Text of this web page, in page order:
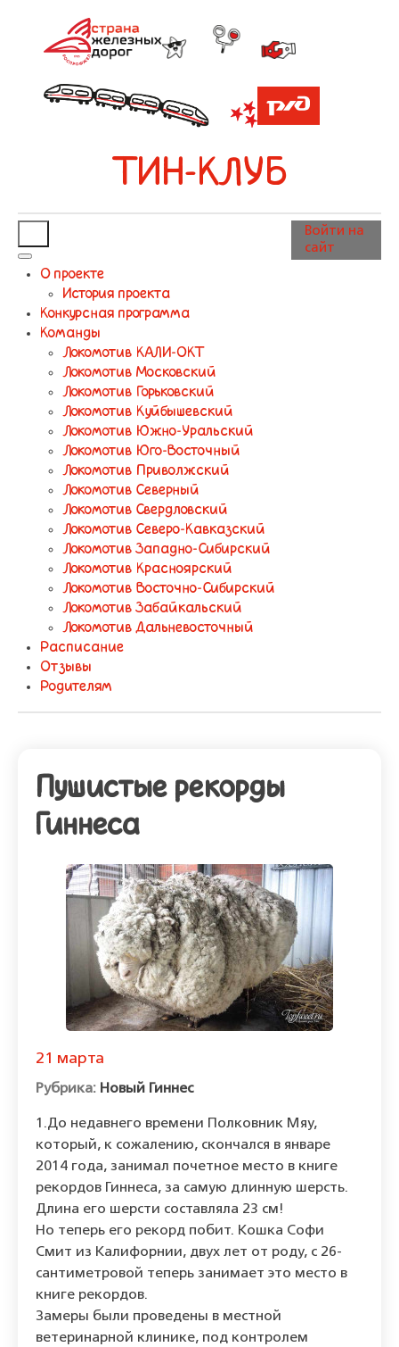
ТИН-КЛУБ
О проекте
История проекта
Конкурсная программа
Команды
Локомотив КАЛИ-ОКТ
Локомотив Московский
Локомотив Горьковский
Локомотив Куйбышевский
Локомотив Южно-Уральский
Локомотив Юго-Восточный
Локомотив Приволжский
Локомотив Северный
Локомотив Свердловский
Локомотив Северо-Кавказский
Локомотив Западно-Сибирский
Локомотив Красноярский
Локомотив Восточно-Сибирский
Локомотив Забайкальский
Локомотив Дальневосточный
Расписание
Отзывы
Родителям
Войти на
сайт
Пушистые рекорды
Гиннеса
21 марта
Новый Гиннес
1.До недавнего времени Полковник Мяу,
который, к сожалению, скончался в январе
2014 года, занимал почетное место в книге
рекордов Гиннеса, за самую длинную шерсть.
Длина его шерсти составляла 23 см!
Но теперь его рекорд побит. Кошка Софи
Смит из Калифорнии, двух лет от роду, с 26-
сантиметровой теперь занимает это место в
книге рекордов.
Замеры были проведены в местной
ветеринарной клинике, под контролем